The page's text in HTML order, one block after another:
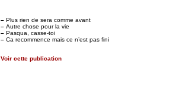
– Plus rien de sera comme avant
– Autre chose pour la vie
– Pasqua, casse-toi
– Ca recommence mais ce n’est pas fini
Voir cette publication